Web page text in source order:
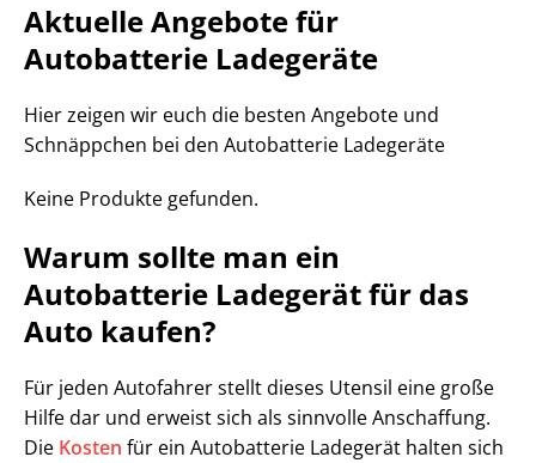
Aktuelle Angebote für
Autobatterie Ladegeräte
Hier zeigen wir euch die besten Angebote und
Schnäppchen bei den Autobatterie Ladegeräte
Keine Produkte gefunden.
Warum sollte man ein
Autobatterie Ladegerät für das
Auto kaufen?
Für jeden Autofahrer stellt dieses Utensil eine große
Hilfe dar und erweist sich als sinnvolle Anschaffung.
Die Kosten für ein Autobatterie Ladegerät halten sich